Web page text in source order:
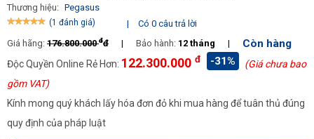
Thương hiệu: Pegasus
(1 đánh giá) |
Có 0 câu trả lời
Giá hãng: 176.800.000đđ | Bảo hành: 12 tháng | Còn hàng
Độc Quyền Online Rẻ Hơn: 122.300.000 đ -31%
(Giá chưa bao
gồm VAT)
Kính mong quý khách lấy hóa đơn đỏ khi mua hàng để tuân thủ đúng
quy định của pháp luật